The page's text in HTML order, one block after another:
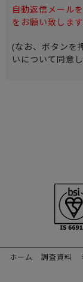
自動返信メール
をお願い致します
(なお、ボタンを
いについて同意
ホーム 調査資料